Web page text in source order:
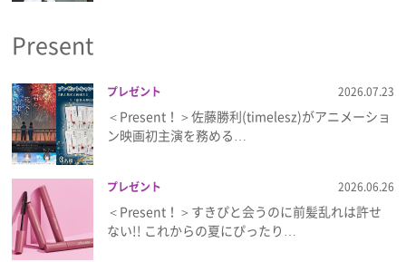
Present
プレゼント 2026.07.23
＜Present！＞佐藤勝利(timelesz)がアニメーショ
ン映画初主演を務める…
プレゼント 2026.06.26
＜Present！＞すきぴと会うのに前髪乱れは許せ
ない!! これからの夏にぴったり…